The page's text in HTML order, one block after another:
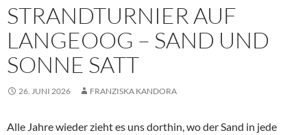
STRANDTURNIER AUF
LANGEOOG – SAND UND
SONNE SATT
26. JUNI 2026 FRANZISKA KANDORA
Alle Jahre wieder zieht es uns dorthin, wo der Sand in jede